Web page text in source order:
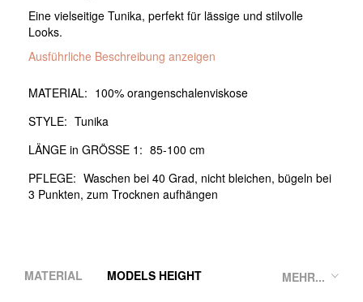
Eine vielseitige Tunika, perfekt für lässige und stilvolle
Looks.
Ausführliche Beschreibung anzeigen
MATERIAL: 100% orangenschalenviskose
STYLE: Tunika
LÄNGE in GRÖSSE 1: 85-100 cm
PFLEGE: Waschen bei 40 Grad, nicht bleichen, bügeln bei
3 Punkten, zum Trocknen aufhängen
MEHR...
MATERIAL MODELS HEIGHT